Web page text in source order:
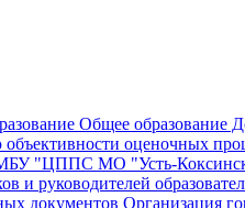
Общее образование
оценочных
"ЦППС МО "Усть-
и руководителей
документов Организация